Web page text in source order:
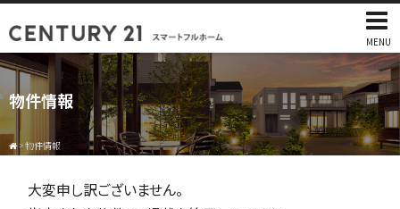
MENU
物件情報
>物件情報
大変申し訳ございません。